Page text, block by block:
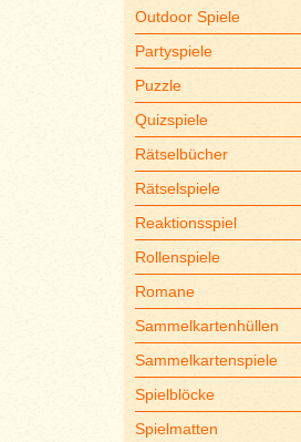
Outdoor Spiele
Partyspiele
Puzzle
Quizspiele
Rätselbücher
Rätselspiele
Reaktionsspiel
Rollenspiele
Romane
Sammelkartenhüllen
Sammelkartenspiele
Spielblöcke
Spielmatten